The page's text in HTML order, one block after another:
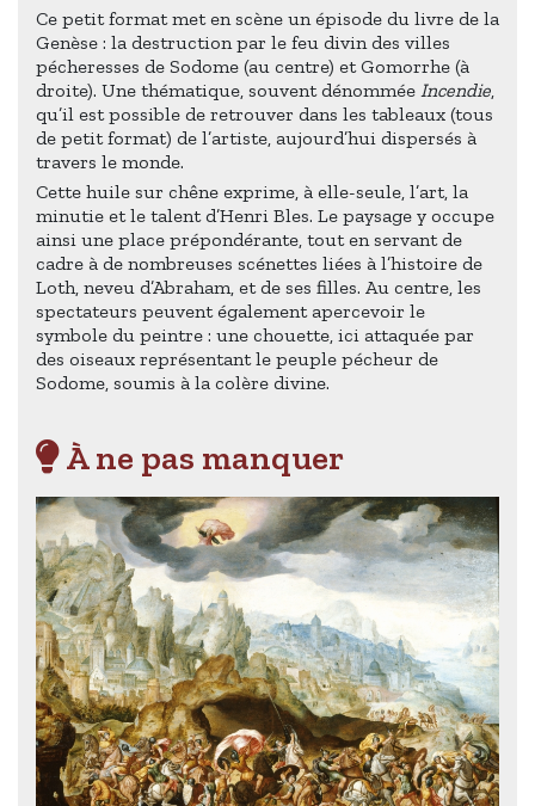
Ce petit format met en scène un épisode du livre de la
Genèse : la destruction par le feu divin des villes
pécheresses de Sodome (au centre) et Gomorrhe (à
droite). Une thématique, souvent dénommée Incendie,
qu’il est possible de retrouver dans les tableaux (tous
de petit format) de l’artiste, aujourd’hui dispersés à
travers le monde.
Cette huile sur chêne exprime, à elle-seule, l’art, la
minutie et le talent d’Henri Bles. Le paysage y occupe
ainsi une place prépondérante, tout en servant de
cadre à de nombreuses scénettes liées à l’histoire de
Loth, neveu d’Abraham, et de ses filles. Au centre, les
spectateurs peuvent également apercevoir le
symbole du peintre : une chouette, ici attaquée par
des oiseaux représentant le peuple pécheur de
Sodome, soumis à la colère divine.
À ne pas manquer